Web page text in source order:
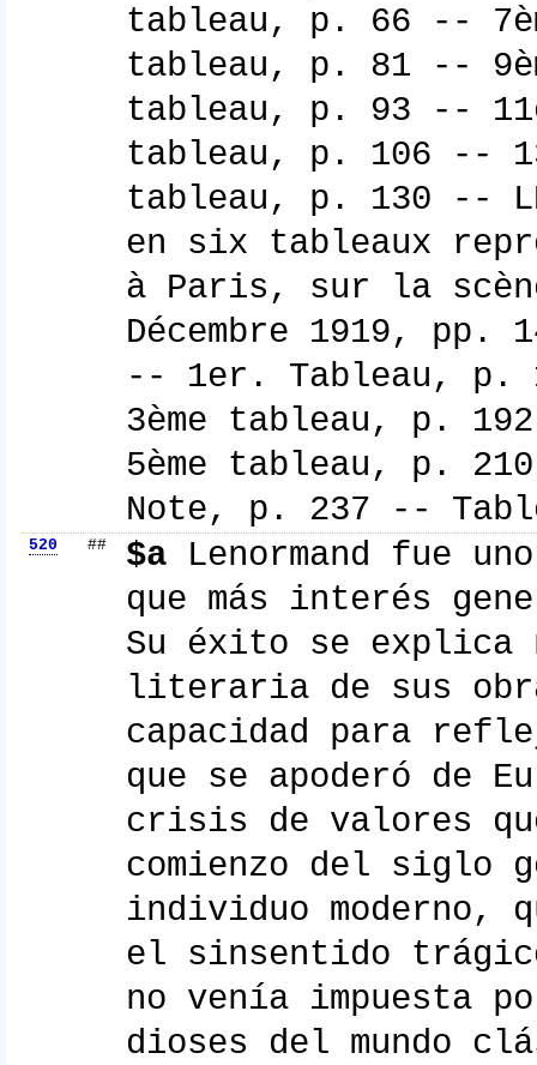
tableau, p. 66 --
tableau, p. 81 --
tableau, p. 93 --
tableau, p. 106 --
tableau, p. 130 -- LE
en six tableaux
à Paris, sur la
Décembre 1919, pp.
-- 1er. Tableau, p.
3ème tableau, p.
5ème tableau, p.
Note, p. 237 --
520 ## $a Lenormand fue
que más interés
Su éxito se
literaria de sus
capacidad para
que se apoderó de
crisis de valores
comienzo del siglo
individuo moderno,
el sinsentido
no venía impuesta
dioses del mundo